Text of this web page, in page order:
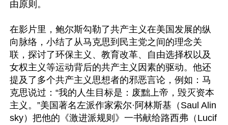
由原则。
在影片里，鲍尔斯勾勒了共产主义在美国发展的纵
向脉络，小结了从马克思到民主党之间的理念关
联，探讨了环保主义、教育改革、自由选择权以及
女权主义等运动背后的共产主义因素的驱动。他还
提及了多个共产主义思想者的邪恶言论，例如：马
克思说过：“我的人生目标是：废黜上帝，毁灭资本
主义。”美国著名左派作家索尔·阿林斯基（Saul Alin
sky）把他的《激进派规则》一书献给路西弗（Lucif